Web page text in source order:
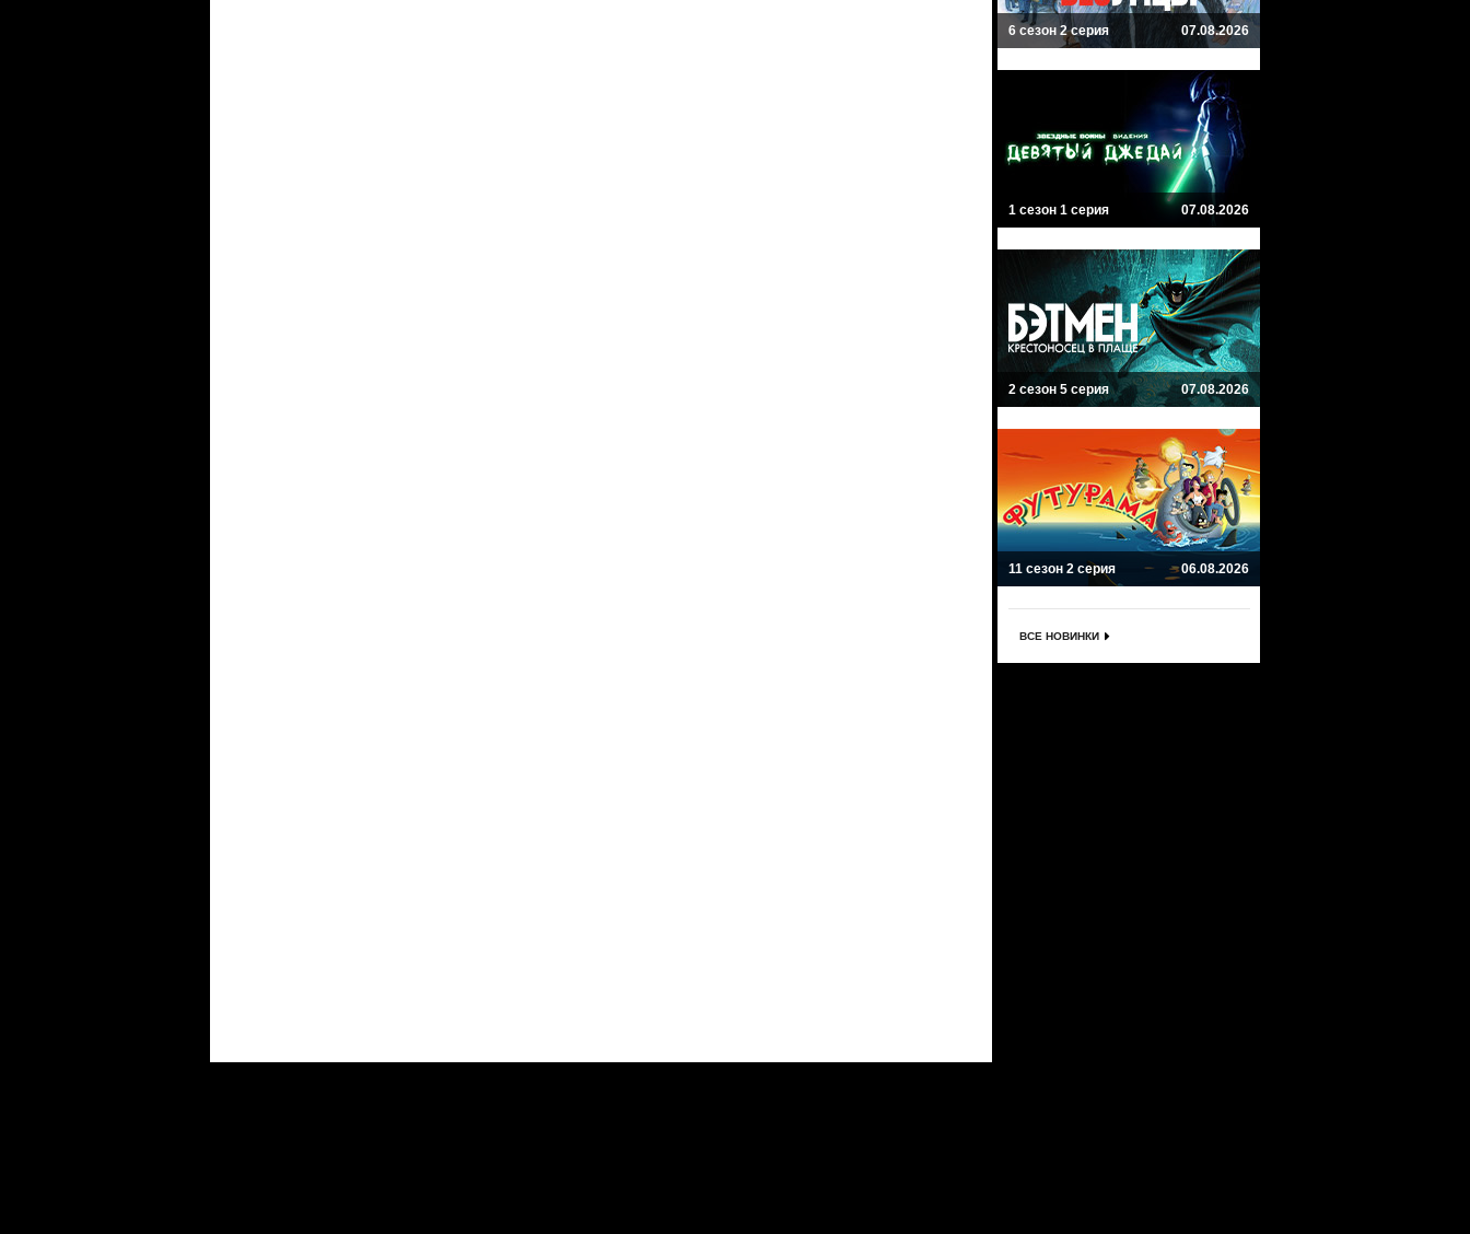
6 сезон 2 серия 07.08.2026
1 сезон 1 серия 07.08.2026
2 сезон 5 серия 07.08.2026
11 сезон 2 серия 06.08.2026
ВСЕ НОВИНКИ